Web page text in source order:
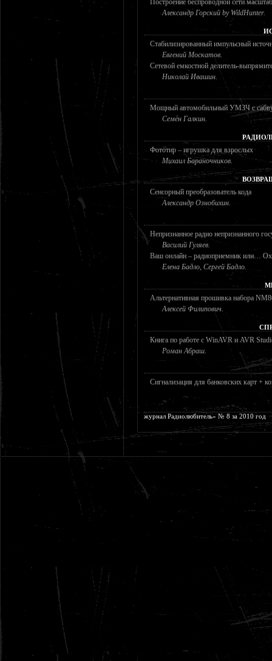
Построение беспроводной сети
Александр Горский by WildHunter.
Стабилизированный импульсный
Евгений Москатов.
Сетевой емкостной делитель-
Николай Ивашин.
Мощный автомобильный УМЗЧ с
Семён Галкин.
Фототир – игрушка для взрослых
Михаил Бараночников.
Сенсорный преобразователь кода
Александр Ознобихин.
Непризнанное радио непризнанного
Василий Гуляев.
Ваш онлайн – радиоприемник или…
Елена Бадло, Сергей Бадло.
Альтернативная прошивка набора
Алексей Филипович.
Книга по работе с WinAVR и AVR
Роман Абраш.
Сигнализация для банковских карт +
журнал Радиолюбитель» № 8 за 2010 год